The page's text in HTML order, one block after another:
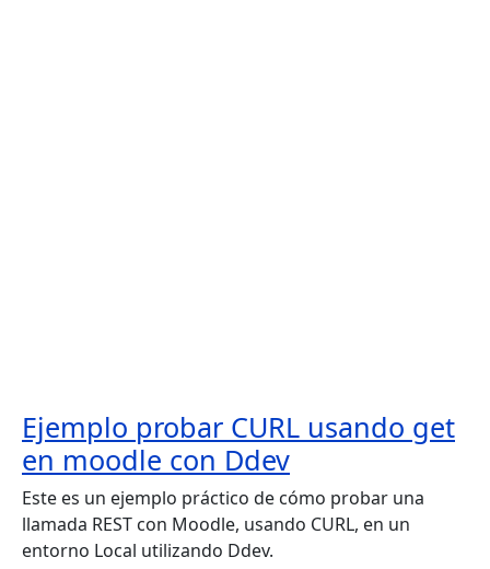
Ejemplo probar CURL usando get
en moodle con Ddev
Este es un ejemplo práctico de cómo probar una
llamada REST con Moodle, usando CURL, en un
entorno Local utilizando Ddev.